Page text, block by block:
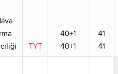
TYT
40+1
40+1
41
41